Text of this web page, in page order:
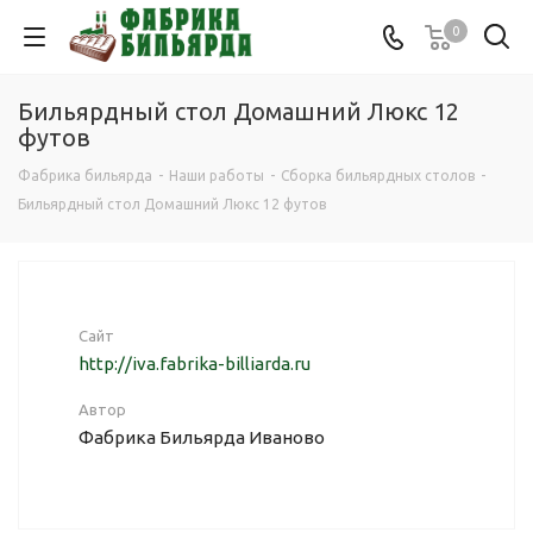
0
Бильярдный стол Домашний Люкс 12
футов
Фабрика бильярда - Наши работы - Сборка бильярдных столов -
Бильярдный стол Домашний Люкс 12 футов
Сайт
http://iva.fabrika-billiarda.ru
Автор
Фабрика Бильярда Иваново